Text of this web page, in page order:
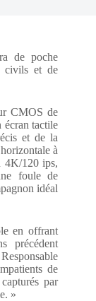
de poche
civils et de
CMOS de
écran tactile
et de la
à
4K/120 ips,
foule de
idéal
en offrant
précédent
de
par
»